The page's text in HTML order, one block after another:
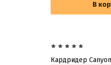
В
Кардридер